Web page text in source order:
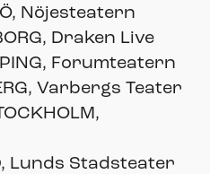
Nöjesteatern
Draken Live
Forumteatern
Varbergs Teater
Lunds Stadsteater